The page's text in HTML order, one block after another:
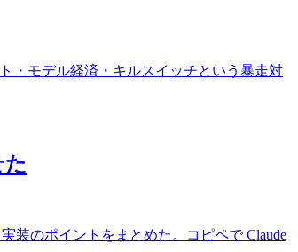
・モデル経済・キルスイッチという暴走対
装のポイントをまとめた。コピペで Claude